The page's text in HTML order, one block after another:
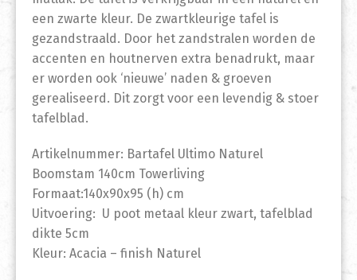
een zwarte kleur. De zwartkleurige tafel is
gezandstraald. Door het zandstralen worden de
accenten en houtnerven extra benadrukt, maar
er worden ook ‘nieuwe’ naden & groeven
gerealiseerd. Dit zorgt voor een levendig & stoer
tafelblad.
Artikelnummer: Bartafel Ultimo Naturel
Boomstam 140cm Towerliving
Formaat:140x90x95 (h) cm
Uitvoering: U poot metaal kleur zwart, tafelblad
dikte 5cm
Kleur: Acacia – finish Naturel